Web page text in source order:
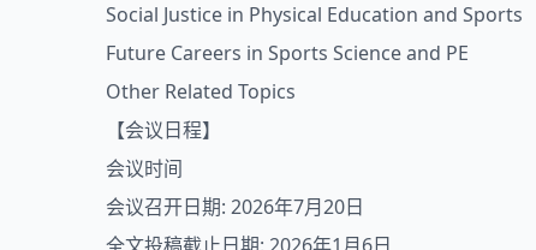
Social Justice in Physical Education and Sports
Future Careers in Sports Science and PE
Other Related Topics
【会议日程】
会议时间
会议召开日期: 2026年7月20日